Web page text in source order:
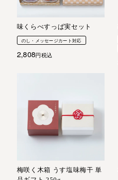
味くらべすっぱ実セット
のし・メッセージカート対応
2,808 税込
梅咲く木箱 うす塩味梅干 単